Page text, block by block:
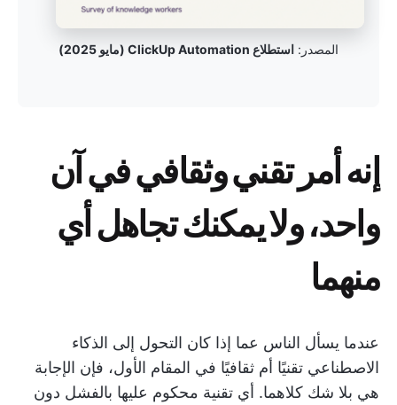
المصدر: استطلاع ClickUp Automation (مايو 2025)
إنه أمر تقني وثقافي في آن
واحد، ولا يمكنك تجاهل أي
منهما
عندما يسأل الناس عما إذا كان التحول إلى الذكاء
الاصطناعي تقنيًا أم ثقافيًا في المقام الأول، فإن الإجابة
هي بلا شك كلاهما. أي تقنية محكوم عليها بالفشل دون